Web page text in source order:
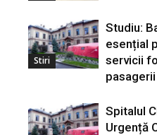
Stiri
Studiu:
esențial
servicii
pasagerii
Spitalul
Urgență